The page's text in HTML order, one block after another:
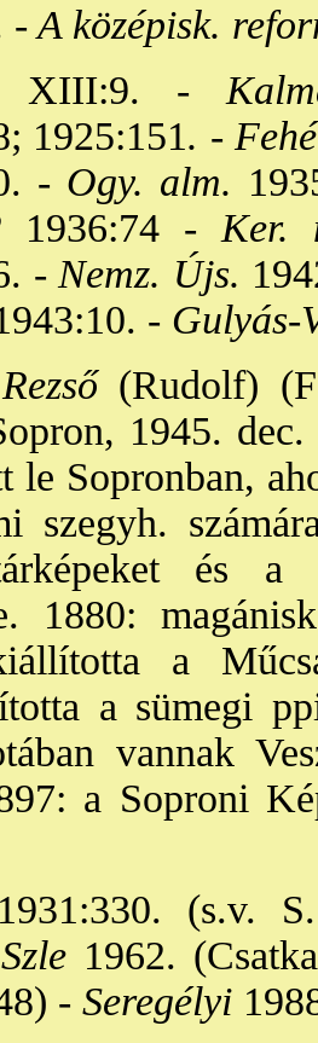
- A középisk.
XIII:9. -
1925:151. -
- Ogy. alm.
1936:74 - Ker.
- Nemz. Újs.
- Gulyás-
Rezső(Rudolf)
1945.
le Sopronban,
szegyh.
és a
1880:
a
a sümegi
vannak
a Soproni
(s.v.
1962.
- Seregélyi